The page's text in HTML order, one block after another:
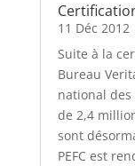
11 Déc 2012
Suite à la
Bureau
national des
de 2,4
sont
PEFC est